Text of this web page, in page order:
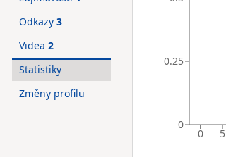
0 5
0
0.25
Odkazy 3
Videa 2
Statistiky
Změny profilu